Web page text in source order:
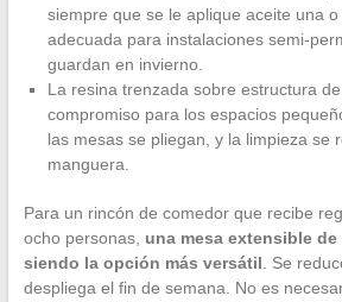
siempre que se le aplique aceite una
adecuada para instalaciones semi-
guardan en invierno.
La resina trenzada sobre estructura
compromiso para los espacios
las mesas se pliegan, y la limpieza se
manguera.
Para un rincón de comedor que recibe
ocho personas, una mesa extensible
siendo la opción más versátil . Se
despliega el fin de semana. No es